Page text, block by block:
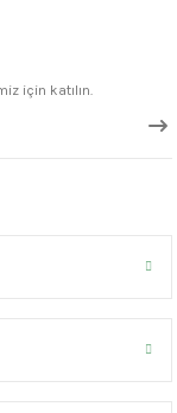
için katılın.